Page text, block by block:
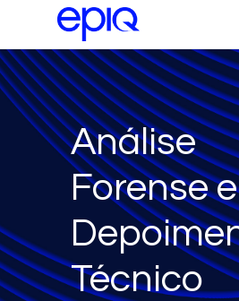
Análise
Forense e
Técnico